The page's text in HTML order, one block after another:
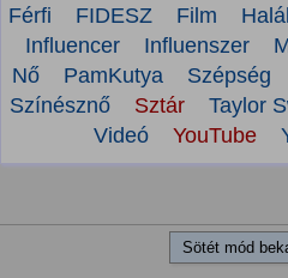
Férfi
FIDESZ Film Halál
Influencer
Influenszer
Nő
PamKutya Szépség
Színésznő
Sztár Taylor
Videó
YouTube
Sötét mód